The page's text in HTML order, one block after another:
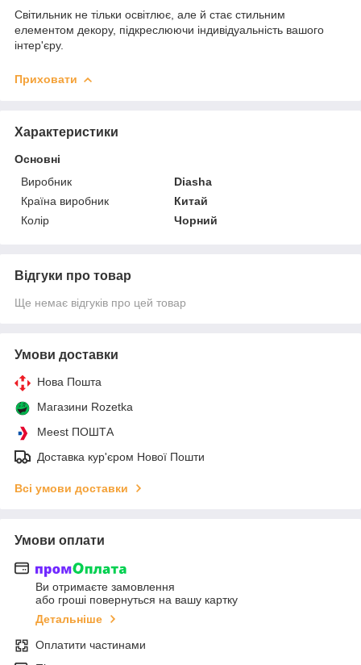
Світильник не тільки освітлює, але й стає стильним
елементом декору, підкреслюючи індивідуальність вашого
інтер'єру.
Приховати
Характеристики
Основні
Виробник
Diasha
Країна виробник
Китай
Колір
Чорний
Відгуки про товар
Ще немає відгуків про цей товар
Умови доставки
Нова Пошта
Магазини Rozetka
Meest ПОШТА
Доставка кур'єром Нової Пошти
Всі умови доставки
Умови оплати
Ви отримаєте замовлення
або гроші повернуться на вашу картку
Детальніше
Оплатити частинами